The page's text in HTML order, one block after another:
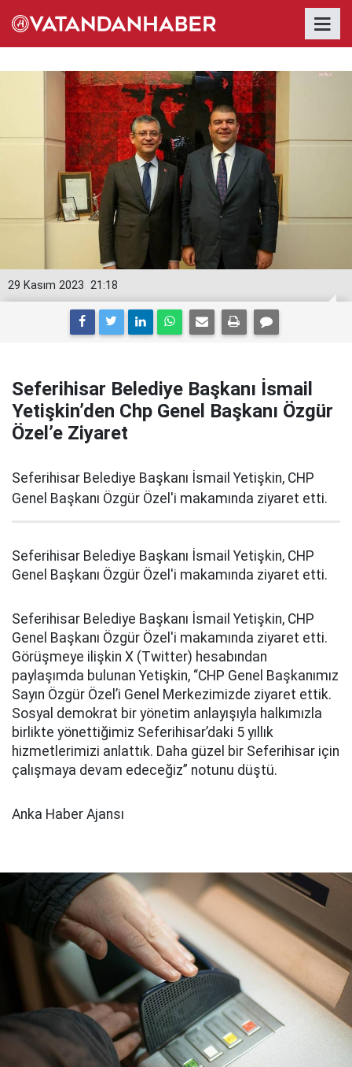
21:18
29 Kasım 2023
Seferihisar Belediye Başkanı İsmail
Yetişkin’den Chp Genel Başkanı Özgür
Özel’e Ziyaret
Seferihisar Belediye Başkanı İsmail Yetişkin, CHP
Genel Başkanı Özgür Özel'i makamında ziyaret etti.
Seferihisar Belediye Başkanı İsmail Yetişkin, CHP
Genel Başkanı Özgür Özel'i makamında ziyaret etti.
Seferihisar Belediye Başkanı İsmail Yetişkin, CHP
Genel Başkanı Özgür Özel'i makamında ziyaret etti.
Görüşmeye ilişkin X (Twitter) hesabından
paylaşımda bulunan Yetişkin, “CHP Genel Başkanımız
Sayın Özgür Özel’i Genel Merkezimizde ziyaret ettik.
Sosyal demokrat bir yönetim anlayışıyla halkımızla
birlikte yönettiğimiz Seferihisar’daki 5 yıllık
hizmetlerimizi anlattık. Daha güzel bir Seferihisar için
çalışmaya devam edeceğiz” notunu düştü.
Anka Haber Ajansı